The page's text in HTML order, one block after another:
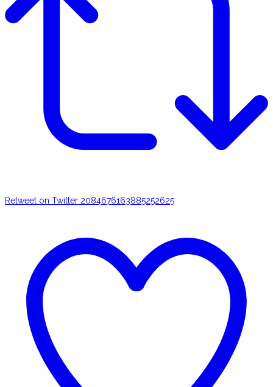
Retweet on Twitter 2084676163885252625